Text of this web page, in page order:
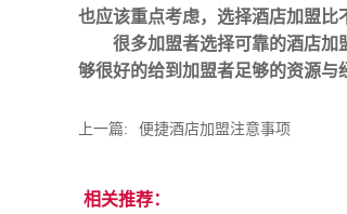
也应该重点考虑，选择酒店加盟比
很多加盟者选择可靠的酒店加
够很好的给到加盟者足够的资源与
上一篇: 便捷酒店加盟注意事项
相关推荐：